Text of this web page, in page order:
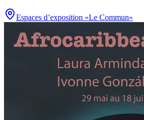
Espaces d’exposition «Le Commun»